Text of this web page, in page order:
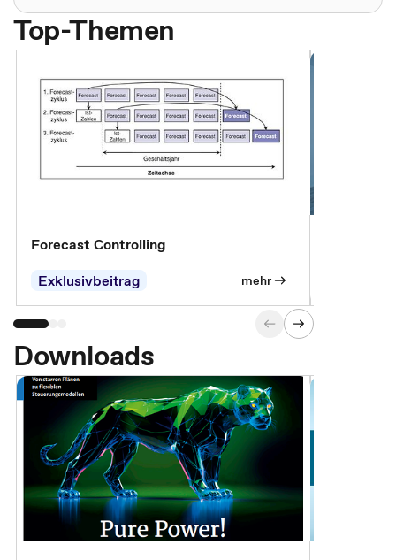
Top-Themen
Forecast Controlling
Exklusivbeitrag
mehr
Downloads